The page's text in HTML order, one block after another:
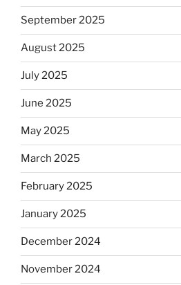
September 2025
August 2025
July 2025
June 2025
May 2025
March 2025
February 2025
January 2025
December 2024
November 2024